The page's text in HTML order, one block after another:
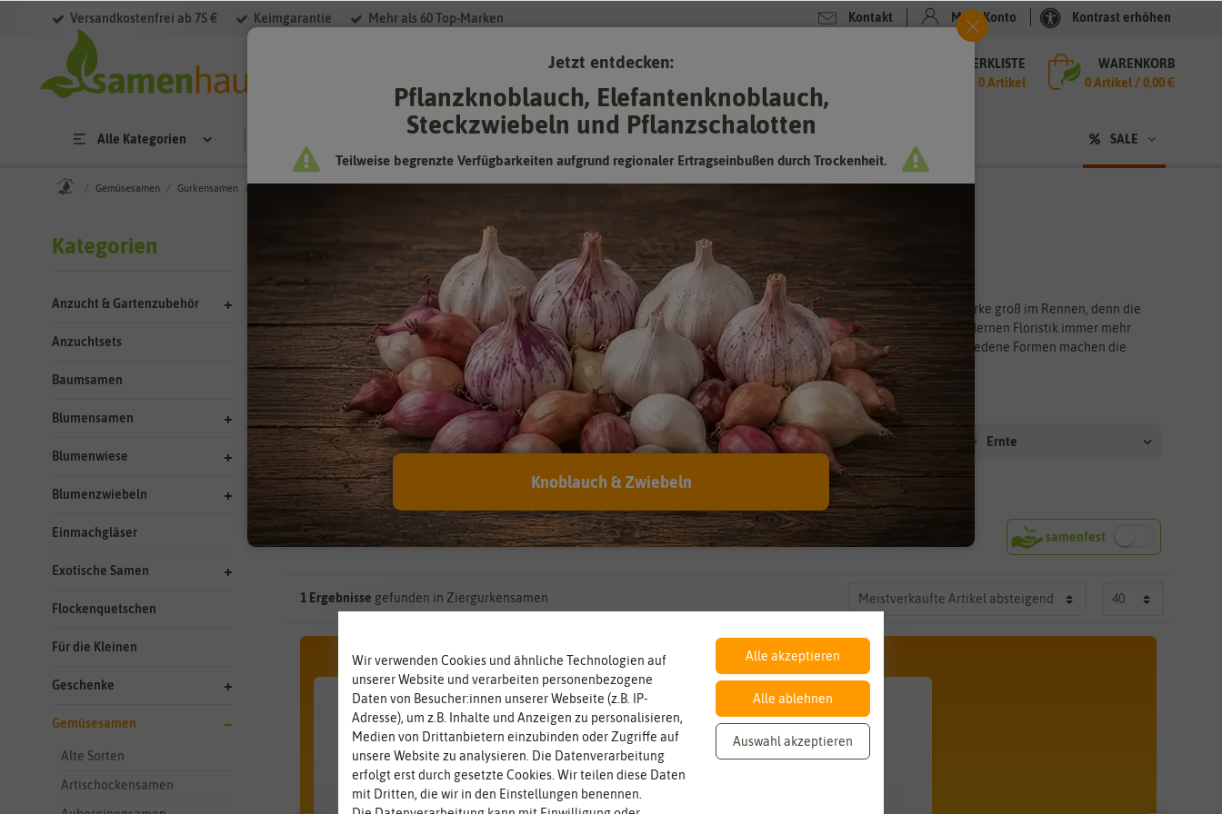
Versandkostenfrei ab 75 € Keimgarantie Mehr als 60 Top-Marken Kontakt Mein Konto Kontrast erhöhen
MERKLISTE
0 Artikel
WARENKORB
0Artikel /0,00 €
Alle Kategorien SALE
Gemüsesamen Gurkensamen
Kategorien
Anzucht & Gartenzubehör
Anzuchtsets
Baumsamen
Blumensamen
Blumenwiese
Blumenzwiebeln
Einmachgläser
Exotische Samen
Flockenquetschen
Für die Kleinen
Geschenke
Gemüsesamen
Alte Sorten
Artischockensamen
Gemüsesamen - Gurkensamen - Ziergurkensamen
Ziergurken – Gurken zum Dekorieren
Viele Früchte gibt es auch in Versionen, die nicht zum essen geeignet sind. Neben dem Zierkürbis liegt jetzt die Ziergurke groß im Rennen, denn die
Gurken sehen schon ungewöhnlich aus. Ziergurken sind eine noch relativ junge Sorte Gurken, die besonders in der modernen Floristik immer mehr
Anwendung finden. Ziergurken sind sehr wärmeliebende Pflanzen, die bei guter Pflege reiche Erträge bringen. Verschiedene Formen machen die
stachligen Früchte vielfältig einsetzbar.
Hersteller Lieferbarkeit Aussaat Haus Ernte
Lebensdauer Standortbedingungen
1 Ergebnisse gefunden in Ziergurkensamen
Unsere Empfehlungen
Filter
Wir verwenden Cookies und ähnliche Technologien auf
unserer Website und verarbeiten personenbezogene
Daten von Besucher:innen unserer Webseite (z.B. IP-
Adresse), um z.B. Inhalte und Anzeigen zu personalisieren,
Medien von Drittanbietern einzubinden oder Zugriffe auf
unsere Website zu analysieren. Die Datenverarbeitung
erfolgt erst durch gesetzte Cookies. Wir teilen diese Daten
mit Dritten, die wir in den Einstellungen benennen.
Alle akzeptieren
Alle ablehnen
Auswahl akzeptieren
Jetzt entdecken:
Pflanzknoblauch, Elefantenknoblauch,
Steckzwiebeln und Pflanzschalotten
Teilweise begrenzte Verfügbarkeiten aufgrund regionaler Ertragseinbußen durch Trockenheit.
Knoblauch & Zwiebeln